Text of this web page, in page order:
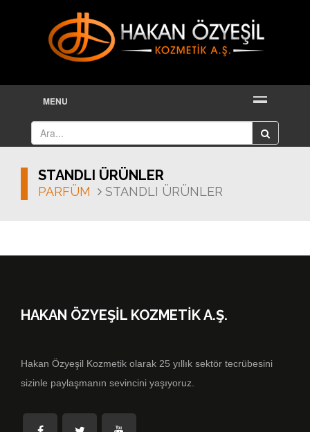
MENU
STANDLI ÜRÜNLER
PARFÜM STANDLI ÜRÜNLER
HAKAN ÖZYEŞİL KOZMETİK A.Ş.
Hakan Özyeşil Kozmetik olarak 25 yıllık sektör tecrübesini
sizinle paylaşmanın sevincini yaşıyoruz.